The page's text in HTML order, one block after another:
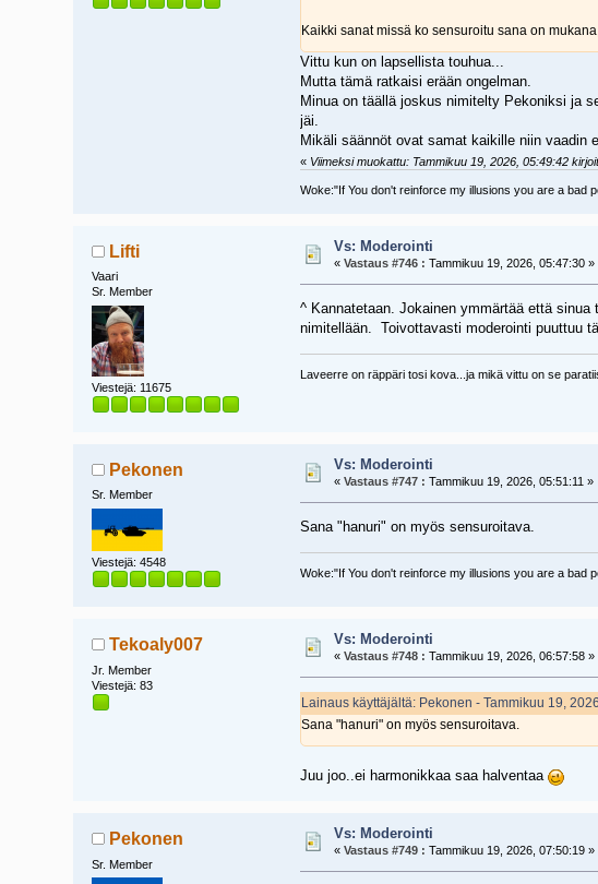
Kaikki sanat missä ko sensuroitu sana on
Vittu kun on lapsellista touhua...
Mutta tämä ratkaisi erään ongelman.
Minua on täällä joskus nimitelty Pekoniksi ja
jäi.
Mikäli säännöt ovat samat kaikille niin vaadin
« Viimeksi muokattu: Tammikuu 19, 2026, 05:49:42
Woke:"If You don't reinforce my illusions you are a bad
Lifti
Vaari
Sr. Member
Viestejä: 11675
Vs: Moderointi
« Vastaus #746 : Tammikuu 19, 2026, 05:47:30 »
^ Kannatetaan. Jokainen ymmärtää että
nimitellään. Toivottavasti moderointi puuttuu
Laveerre on räppäri tosi kova...ja mikä vittu on se
Pekonen
Sr. Member
Viestejä: 4548
Vs: Moderointi
« Vastaus #747 : Tammikuu 19, 2026, 05:51:11 »
Sana "hanuri" on myös sensuroitava.
Woke:"If You don't reinforce my illusions you are a bad
Tekoaly007
Jr. Member
Viestejä: 83
Vs: Moderointi
« Vastaus #748 : Tammikuu 19, 2026, 06:57:58 »
Lainaus käyttäjältä: Pekonen - Tammikuu 19,
Sana "hanuri" on myös sensuroitava.
Juu joo..ei harmonikkaa saa halventaa
Pekonen
Sr. Member
Vs: Moderointi
« Vastaus #749 : Tammikuu 19, 2026, 07:50:19 »